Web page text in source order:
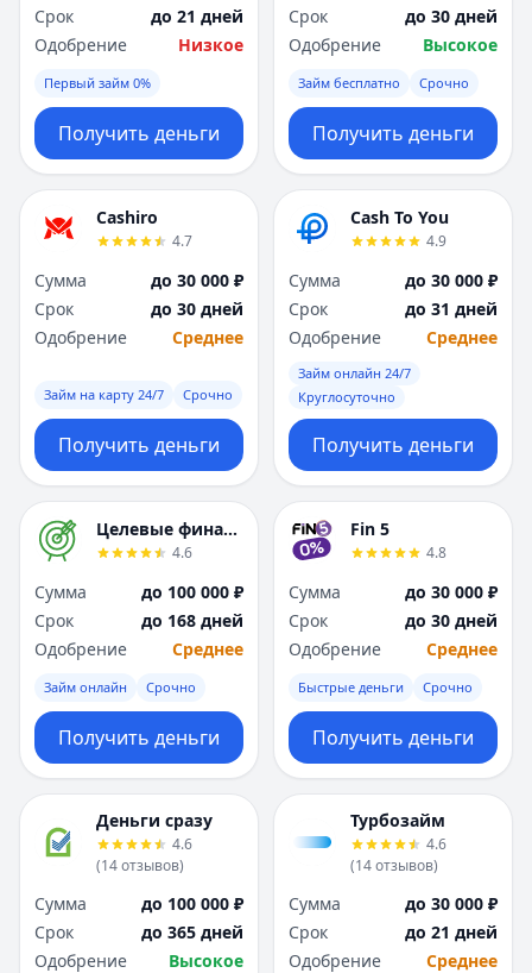
Хабаровск
Чебоксары
Челябинск
Чита
Я
Ярославль
Вся Россия
Хабаровск
Чебоксары
Челябинск
Чита
Я
Ярославль
Вся Россия
Срок
до 21 дней
Одобрение
Низкое
Первый займ 0%
Получить деньги
Срок
до 30 дней
Одобрение
Высокое
Займ бесплатно Срочно
Получить деньги
Cashiro
4.7
Сумма
до 30 000 ₽
Срок
до 30 дней
Одобрение
Среднее
Займ на карту 24/7 Срочно
Получить деньги
Cash To You
4.9
Сумма
до 30 000 ₽
Срок
до 31 дней
Одобрение
Среднее
Займ онлайн 24/7
Круглосуточно
Получить деньги
Целевые финансы
4.6
Сумма
до 100 000 ₽
Срок
до 168 дней
Одобрение
Среднее
Займ онлайн Срочно
Получить деньги
Fin 5
4.8
Сумма
до 30 000 ₽
Срок
до 30 дней
Одобрение
Среднее
Быстрые деньги Срочно
Получить деньги
Деньги сразу
4.6
(14отзывов)
Сумма
до 100 000 ₽
Срок
до 365 дней
Одобрение
Высокое
Турбозайм
4.6
(14отзывов)
Сумма
до 30 000 ₽
Срок
до 21 дней
Одобрение
Среднее